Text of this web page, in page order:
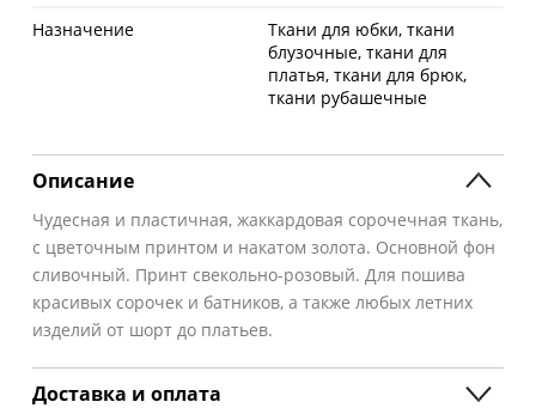
Назначение
Ткани для юбки, ткани
блузочные, ткани для
платья, ткани для брюк,
ткани рубашечные
Описание
Чудесная и пластичная, жаккардовая сорочечная ткань,
с цветочным принтом и накатом золота. Основной фон
сливочный. Принт свекольно-розовый. Для пошива
красивых сорочек и батников, а также любых летних
изделий от шорт до платьев.
Доставка и оплата